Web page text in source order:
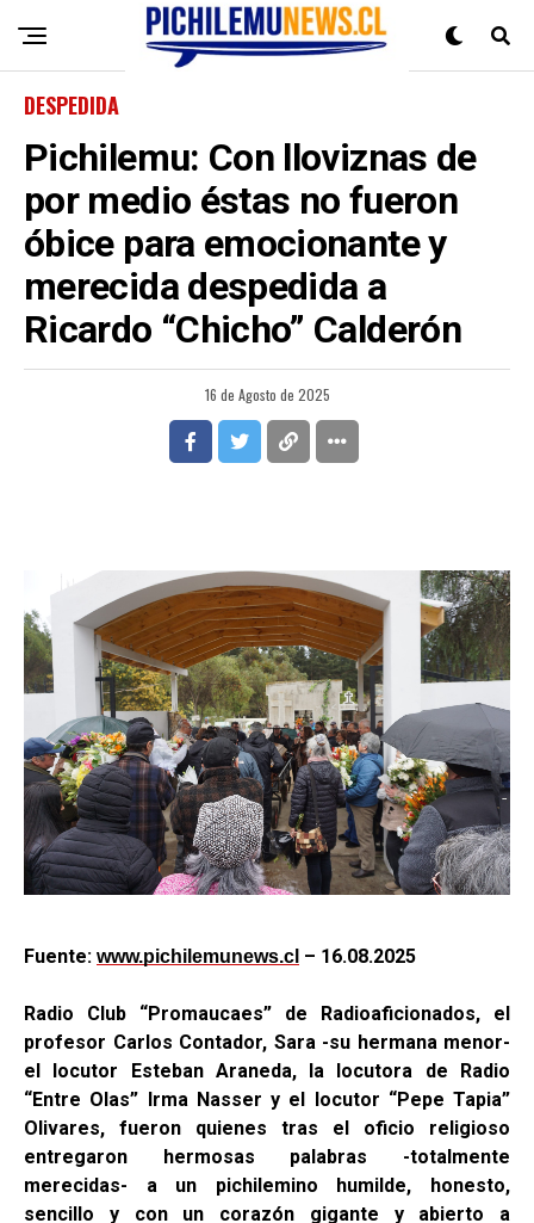
DESPEDIDA
Pichilemu: Con lloviznas de
por medio éstas no fueron
óbice para emocionante y
merecida despedida a
Ricardo “Chicho” Calderón
16 de Agosto de 2025
Fuente: www.pichilemunews.cl – 16.08.2025
Radio Club “Promaucaes” de Radioaficionados, el
profesor Carlos Contador, Sara -su hermana menor-
el locutor Esteban Araneda, la locutora de Radio
“Entre Olas” Irma Nasser y el locutor “Pepe Tapia”
Olivares, fueron quienes tras el oficio religioso
entregaron hermosas palabras -totalmente
merecidas- a un pichilemino humilde, honesto,
sencillo y con un corazón gigante y abierto a